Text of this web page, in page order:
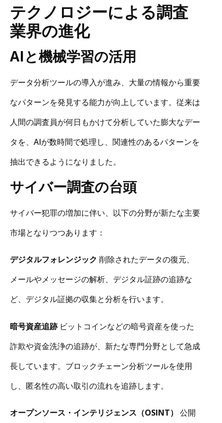
テクノロジーによる調査
業界の進化
AIと機械学習の活用
データ分析ツールの導入が進み、大量の情報から重要
なパターンを発見する能力が向上しています。従来は
人間の調査員が何日もかけて分析していた膨大なデー
タを、AIが数時間で処理し、関連性のあるパターンを
抽出できるようになりました。
サイバー調査の台頭
サイバー犯罪の増加に伴い、以下の分野が新たな主要
市場となりつつあります：
デジタルフォレンジック 削除されたデータの復元、
メールやメッセージの解析、デジタル証跡の追跡な
ど、デジタル証拠の収集と分析を行います。
暗号資産追跡ビットコインなどの暗号資産を使った
詐欺や資金洗浄の追跡が、新たな専門分野として急成
長しています。ブロックチェーン分析ツールを使用
し、匿名性の高い取引の流れを追跡します。
オープンソース・インテリジェンス（OSINT） 公開